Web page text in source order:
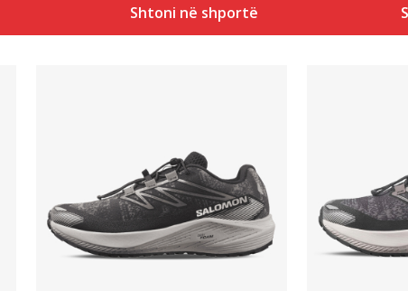
Shtoni në shportë
Krahasoni